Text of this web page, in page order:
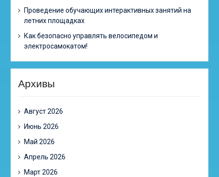
Проведение обучающих интерактивных занятий на
летних площадках
Как безопасно управлять велосипедом и
электросамокатом!
Архивы
Август 2026
Июнь 2026
Май 2026
Апрель 2026
Март 2026